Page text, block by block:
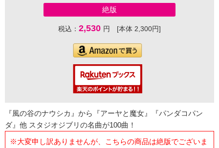
絶版
税込： 2,530 円 [本体 2,300円]
『風の谷のナウシカ』から『アーヤと魔女』『パンダコパン
ダ』他 スタジオジブリの名曲が100曲！
※大変申し訳ありませんが、こちらの商品は絶版でございま